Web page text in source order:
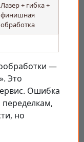
Лазер + гибка +
финишная
обработка
—
Это
Ошибка
переделкам,
но